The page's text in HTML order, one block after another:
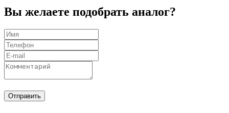
Вы желаете подобрать аналог?
Отправить